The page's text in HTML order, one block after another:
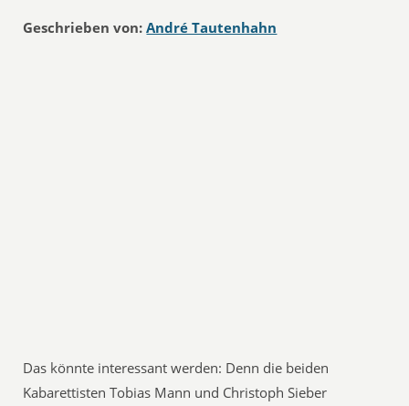
Geschrieben von: André Tautenhahn
Das könnte interessant werden: Denn die beiden
Kabarettisten Tobias Mann und Christoph Sieber